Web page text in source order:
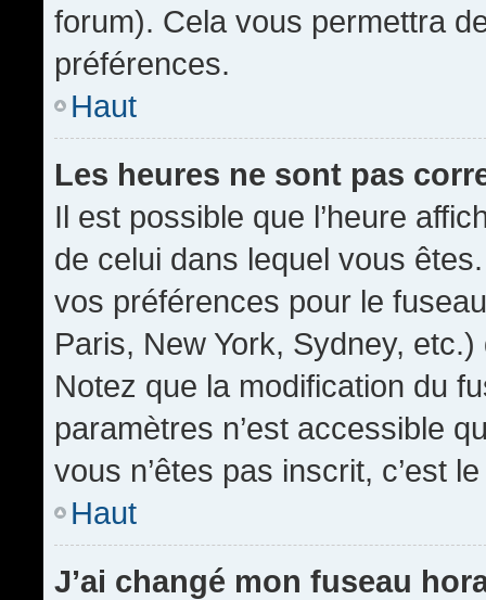
forum). Cela vous permettra
préférences.
Haut
Les heures ne sont pas
Il est possible que l’heure
de celui dans lequel vous
vos préférences pour le
Paris, New York, Sydney,
Notez que la modification du
paramètres n’est accessible
vous n’êtes pas inscrit, c’est
Haut
J’ai changé mon fuseau